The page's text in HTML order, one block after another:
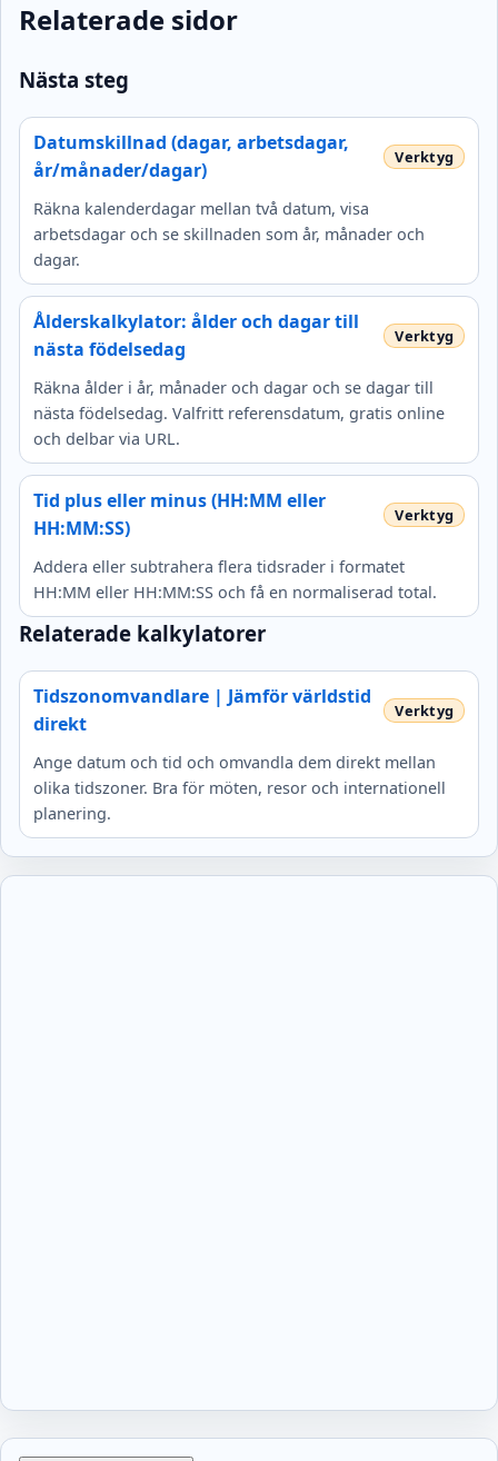
Relaterade sidor
Nästa steg
Datumskillnad (dagar, arbetsdagar,
år/månader/dagar)
Räkna kalenderdagar mellan två datum, visa
arbetsdagar och se skillnaden som år, månader och
dagar.
Ålderskalkylator: ålder och dagar till
nästa födelsedag
Räkna ålder i år, månader och dagar och se dagar till
nästa födelsedag. Valfritt referensdatum, gratis online
och delbar via URL.
Tid plus eller minus (HH:MM eller
HH:MM:SS)
Addera eller subtrahera flera tidsrader i formatet
HH:MM eller HH:MM:SS och få en normaliserad total.
Relaterade kalkylatorer
Tidszonomvandlare | Jämför världstid
direkt
Ange datum och tid och omvandla dem direkt mellan
olika tidszoner. Bra för möten, resor och internationell
planering.